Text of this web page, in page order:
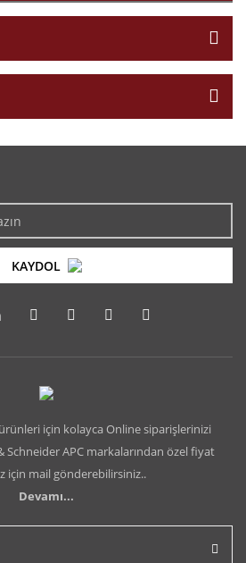
KAYDOL
için kolayca Online siparişlerinizi
APC markalarından özel fiyat
için mail gönderebilirsiniz..
Devamı...